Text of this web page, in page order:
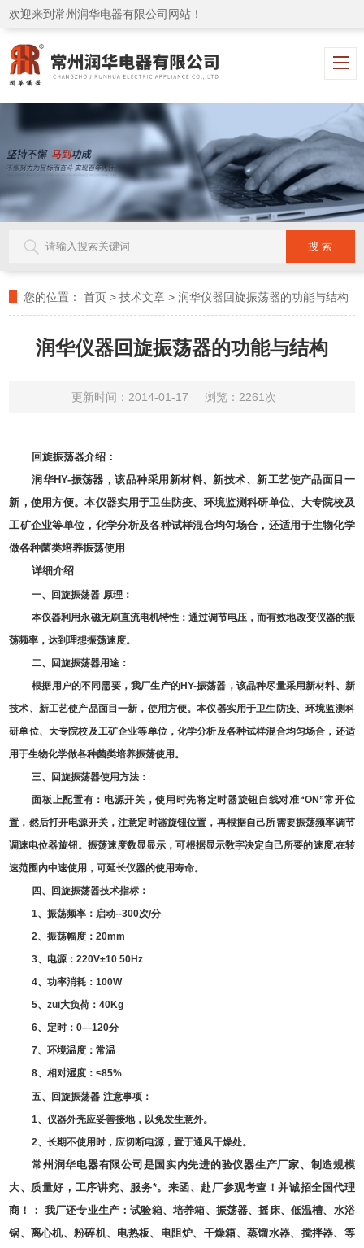
欢迎来到常州润华电器有限公司网站！
您的位置： 首页 >技术文章 >润华仪器回旋振荡器的功能与结构
润华仪器回旋振荡器的功能与结构
更新时间：2014-01-17 浏览：2261次
回旋振荡器介绍：
润华HY-振荡器，该品种采用新材料、新技术、新工艺使产品面目一
新，使用方便。本仪器实用于卫生防疫、环境监测科研单位、大专院校及
工矿企业等单位，化学分析及各种试样混合均匀场合，还适用于生物化学
做各种菌类培养振荡使用
详细介绍
一、 回旋振荡器 原理：
本仪器利用永磁无刷直流电机特性：通过调节电压，而有效地改变仪器的振
荡频率，达到理想振荡速度。
二、 回旋振荡器用途：
根据用户的不同需要，我厂生产的HY-振荡器，该品种尽量采用新材料、新
技术、新工艺使产品面目一新，使用方便。本仪器实用于卫生防疫、环境监测科
研单位、大专院校及工矿企业等单位，化学分析及各种试样混合均匀场合，还适
用于生物化学做各种菌类培养振荡使用。
三、回旋振荡器使用方法：
面板上配置有：电源开关，使用时先将定时器旋钮自线对准“ON”常开位
置，然后打开电源开关，注意定时器旋钮位置，再根据自己所需要振荡频率调节
调速电位器旋钮。振荡速度数显显示，可根据显示数字决定自己所要的速度.在转
速范围内中速使用，可延长仪器的使用寿命。
四、 回旋振荡器技术指标：
1、振荡频率：启动--300次/分
2、振荡幅度：20mm
3、电源：220V±10 50Hz
4、功率消耗：100W
5、zui大负荷：40Kg
6、定时：0—120分
7、环境温度：常温
8、相对湿度：<85%
五、 回旋振荡器 注意事项：
1、仪器外壳应妥善接地，以免发生意外。
2、长期不使用时，应切断电源，置于通风干燥处。
常州润华电器有限公司是国实内先进的验仪器生产厂家、制造规模
大、质量好，工序讲究、服务*。来函、赴厂参观考查！并诚招全国代理
商！： 我厂还专业生产：试验箱、培养箱、振荡器、摇床、低温槽、水浴
锅、离心机、粉碎机、电热板、电阻炉、干燥箱、蒸馏水器、搅拌器、等